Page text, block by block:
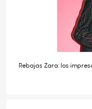
Rebajas Zara: los